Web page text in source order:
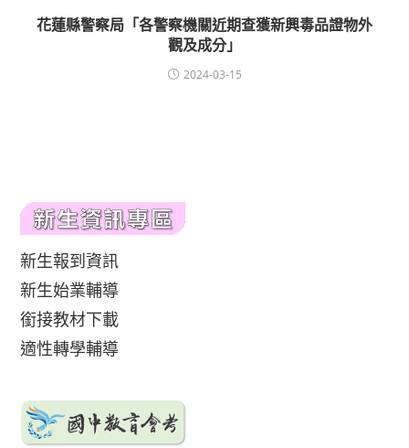
花蓮縣警察局「各警察機關近期查獲新興毒品證物外
觀及成分」
2024-03-15
新生報到資訊
新生始業輔導
銜接教材下載
適性轉學輔導